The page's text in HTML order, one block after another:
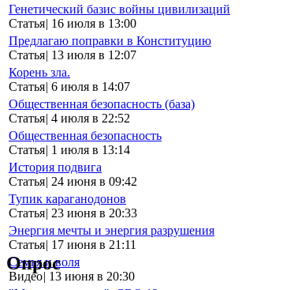
Генетический базис войны цивилизаций
Статья| 16 июля в 13:00
Предлагаю поправки в Конституцию
Статья| 13 июля в 12:07
Корень зла.
Статья| 6 июля в 14:07
Общественная безопасность (база)
Статья| 4 июля в 22:52
Общественная безопасность
Статья| 1 июля в 13:14
История подвига
Статья| 24 июня в 09:42
Тупик караганодонов
Статья| 23 июня в 20:33
Энергия мечты и энергия разрушения
Статья| 17 июня в 21:11
Семья и воля
Видео| 13 июня в 20:30
Опрос